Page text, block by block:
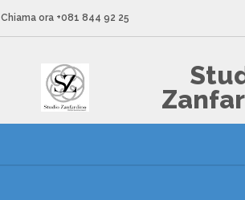
Chiama ora +081 844 92 25